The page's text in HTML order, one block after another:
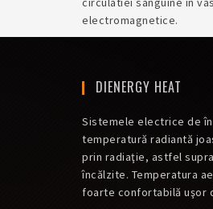
electromagnetice.
DIENERGY HEAT
Sistemele electrice de
temperatură radiantă
prin radiaţie, astfel
încălzite. Temperatura
foarte confortabilă uşor